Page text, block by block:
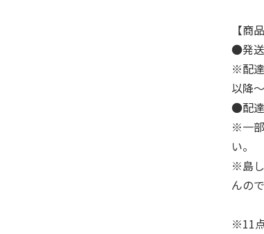
【商
●発送
※配
以降
●配達
※一
い。
※島
んの
※11